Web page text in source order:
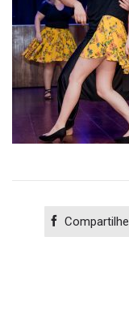
 Compartilhe